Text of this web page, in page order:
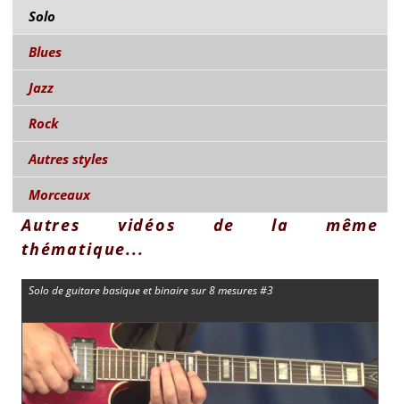
Solo
Blues
Jazz
Rock
Autres styles
Morceaux
Autres vidéos de la même
thématique...
Solo de guitare basique et binaire sur 8 mesures #3